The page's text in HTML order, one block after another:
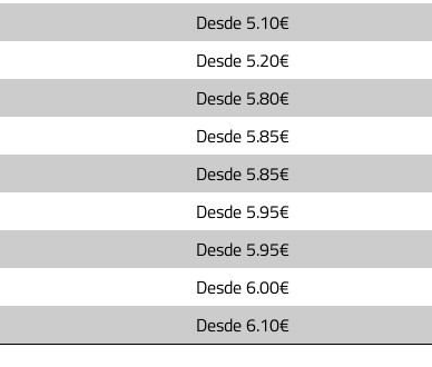
Desde 5.10€
Desde 5.20€
Desde 5.80€
Desde 5.85€
Desde 5.85€
Desde 5.95€
Desde 5.95€
Desde6.00€
Desde6.10€